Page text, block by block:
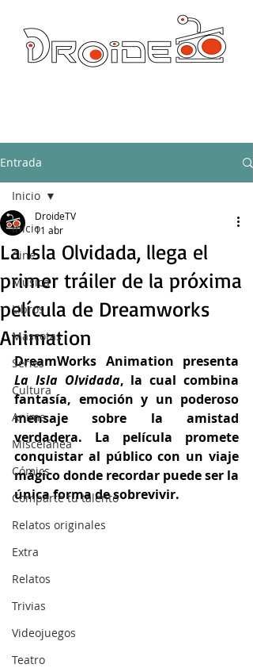
Entrada
Inicio
Cine
Música
Libros
Mascotas
Series
Cultura
Anime
Miscelánea
Cómics
Comparte tu talento
Relatos originales
Extra
Relatos
Trivias
Videojuegos
Teatro
Inicio
La Isla Olvidada, llega el
primer tráiler de la próxima
película de Dreamworks
Animation
DroideTV
11 abr
La Isla Olvidada, la cual combina
fantasía, emoción y un poderoso
mensaje sobre la amistad
verdadera. La película promete
conquistar al público con un viaje
mágico donde recordar puede ser la
única forma de sobrevivir.